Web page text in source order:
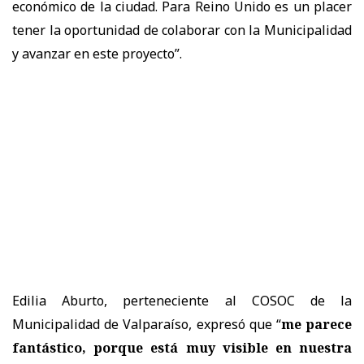
económico de la ciudad. Para Reino Unido es un placer
tener la oportunidad de colaborar con la Municipalidad
y avanzar en este proyecto”.
Edilia Aburto, perteneciente al COSOC de la
Municipalidad de Valparaíso, expresó que “me parece
fantástico, porque está muy visible en nuestra